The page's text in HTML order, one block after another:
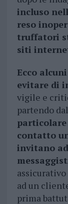
incluso
reso
truffatori
siti
Ecco
evitare di
vigile e
partendo
particolare
contatto
invitano
ad un
prima